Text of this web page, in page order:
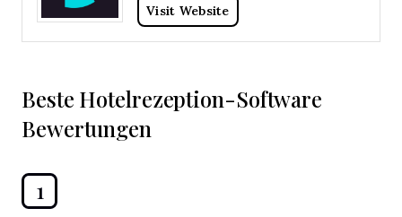
Visit Website
Beste Hotelrezeption-Software
Bewertungen
1